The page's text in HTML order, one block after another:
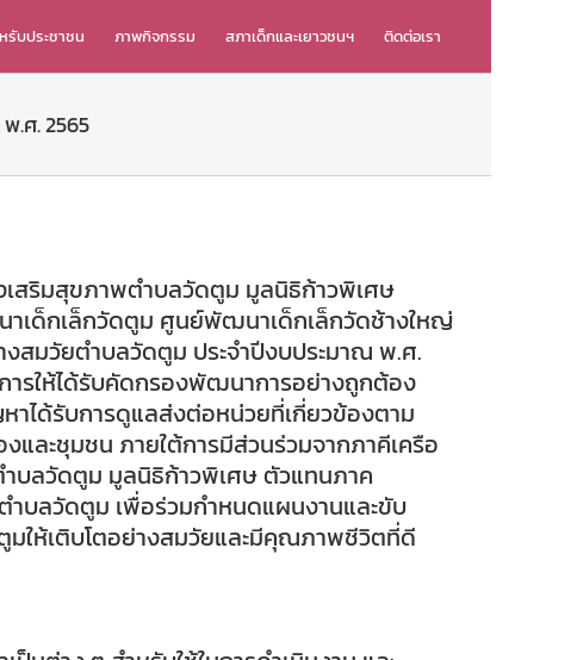
รับประชาชน ภาพกิจกรรม สภาเด็กและเยาวชนฯ ติดต่อเรา
.ศ. 2565
เสริมสุขภาพตำบลวัดตูม มูลนิธิก้าวพิเศษ
าเด็กเล็กวัดตูม ศูนย์พัฒนาเด็กเล็กวัดช้างใหญ่
งสมวัยตำบลวัดตูม ประจำปีงบประมาณ พ.ศ.
รให้ได้รับคัดกรองพัฒนาการอย่างถูกต้อง
ได้รับการดูแลส่งต่อหน่วยที่เกี่ยวข้องตาม
และชุมชน ภายใต้การมีส่วนร่วมจากภาคีเครือ
ำบลวัดตูม มูลนิธิก้าวพิเศษ ตัวแทนภาค
บลวัดตูม เพื่อร่วมกำหนดแผนงานและขับ
มให้เติบโตอย่างสมวัยและมีคุณภาพชีวิตที่ดี